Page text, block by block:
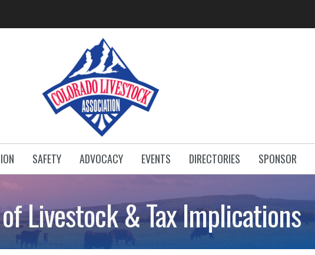
SAFETY ADVOCACY EVENTS DIRECTORIES SPONSOR
Livestock & Tax Implications